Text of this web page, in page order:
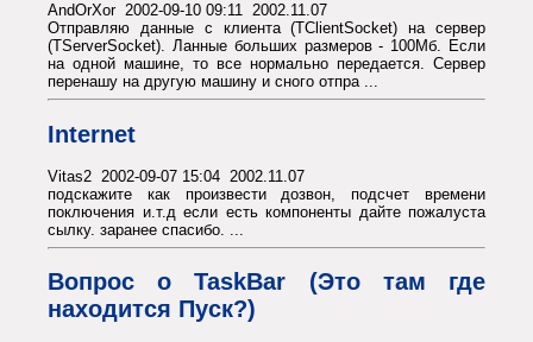
AndOrXor 2002-09-10 09:11 2002.11.07
Отправляю данные с клиента (TClientSocket) на сервер
(TServerSocket). Ланные больших размеров - 100Мб. Если
на одной машине, то все нормально передается. Сервер
перенашу на другую машину и сного отпра ...
Internet
Vitas2 2002-09-07 15:04 2002.11.07
подскажите как произвести дозвон, подсчет времени
поключения и.т.д если есть компоненты дайте пожалуста
сылку. заранее спасибо. ...
Вопрос о TaskBar (Это там где
находится Пуск?)